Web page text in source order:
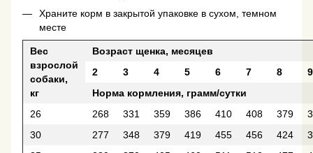
Храните корм в закрытой упаковке в сухом, темном
месте
Вес
взрослой
собаки,
кг
Возраст щенка, месяцев
2
3 4 5 6 7 8
9
Норма кормления, грамм/сутки
26
268 331 359 386 410 408 379
30
277 348 379 419 455 456 424